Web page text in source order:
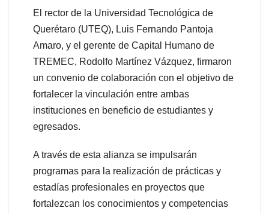
El rector de la Universidad Tecnológica de
Querétaro (UTEQ), Luis Fernando Pantoja
Amaro, y el gerente de Capital Humano de
TREMEC, Rodolfo Martínez Vázquez, firmaron
un convenio de colaboración con el objetivo de
fortalecer la vinculación entre ambas
instituciones en beneficio de estudiantes y
egresados.
A través de esta alianza se impulsarán
programas para la realización de prácticas y
estadías profesionales en proyectos que
fortalezcan los conocimientos y competencias